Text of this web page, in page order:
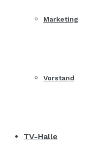
Marketing
Vorstand
TV-Halle